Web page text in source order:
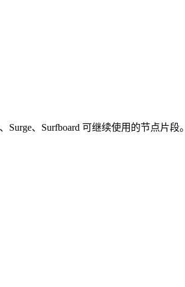
Surge、Surfboard 可继续使用的节点片段。